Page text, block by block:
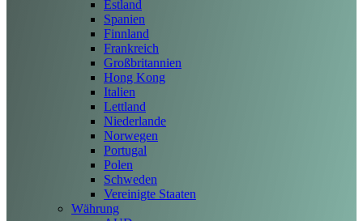
Estland
Spanien
Finnland
Frankreich
Großbritannien
Hong Kong
Italien
Lettland
Niederlande
Norwegen
Portugal
Polen
Schweden
Vereinigte Staaten
Währung